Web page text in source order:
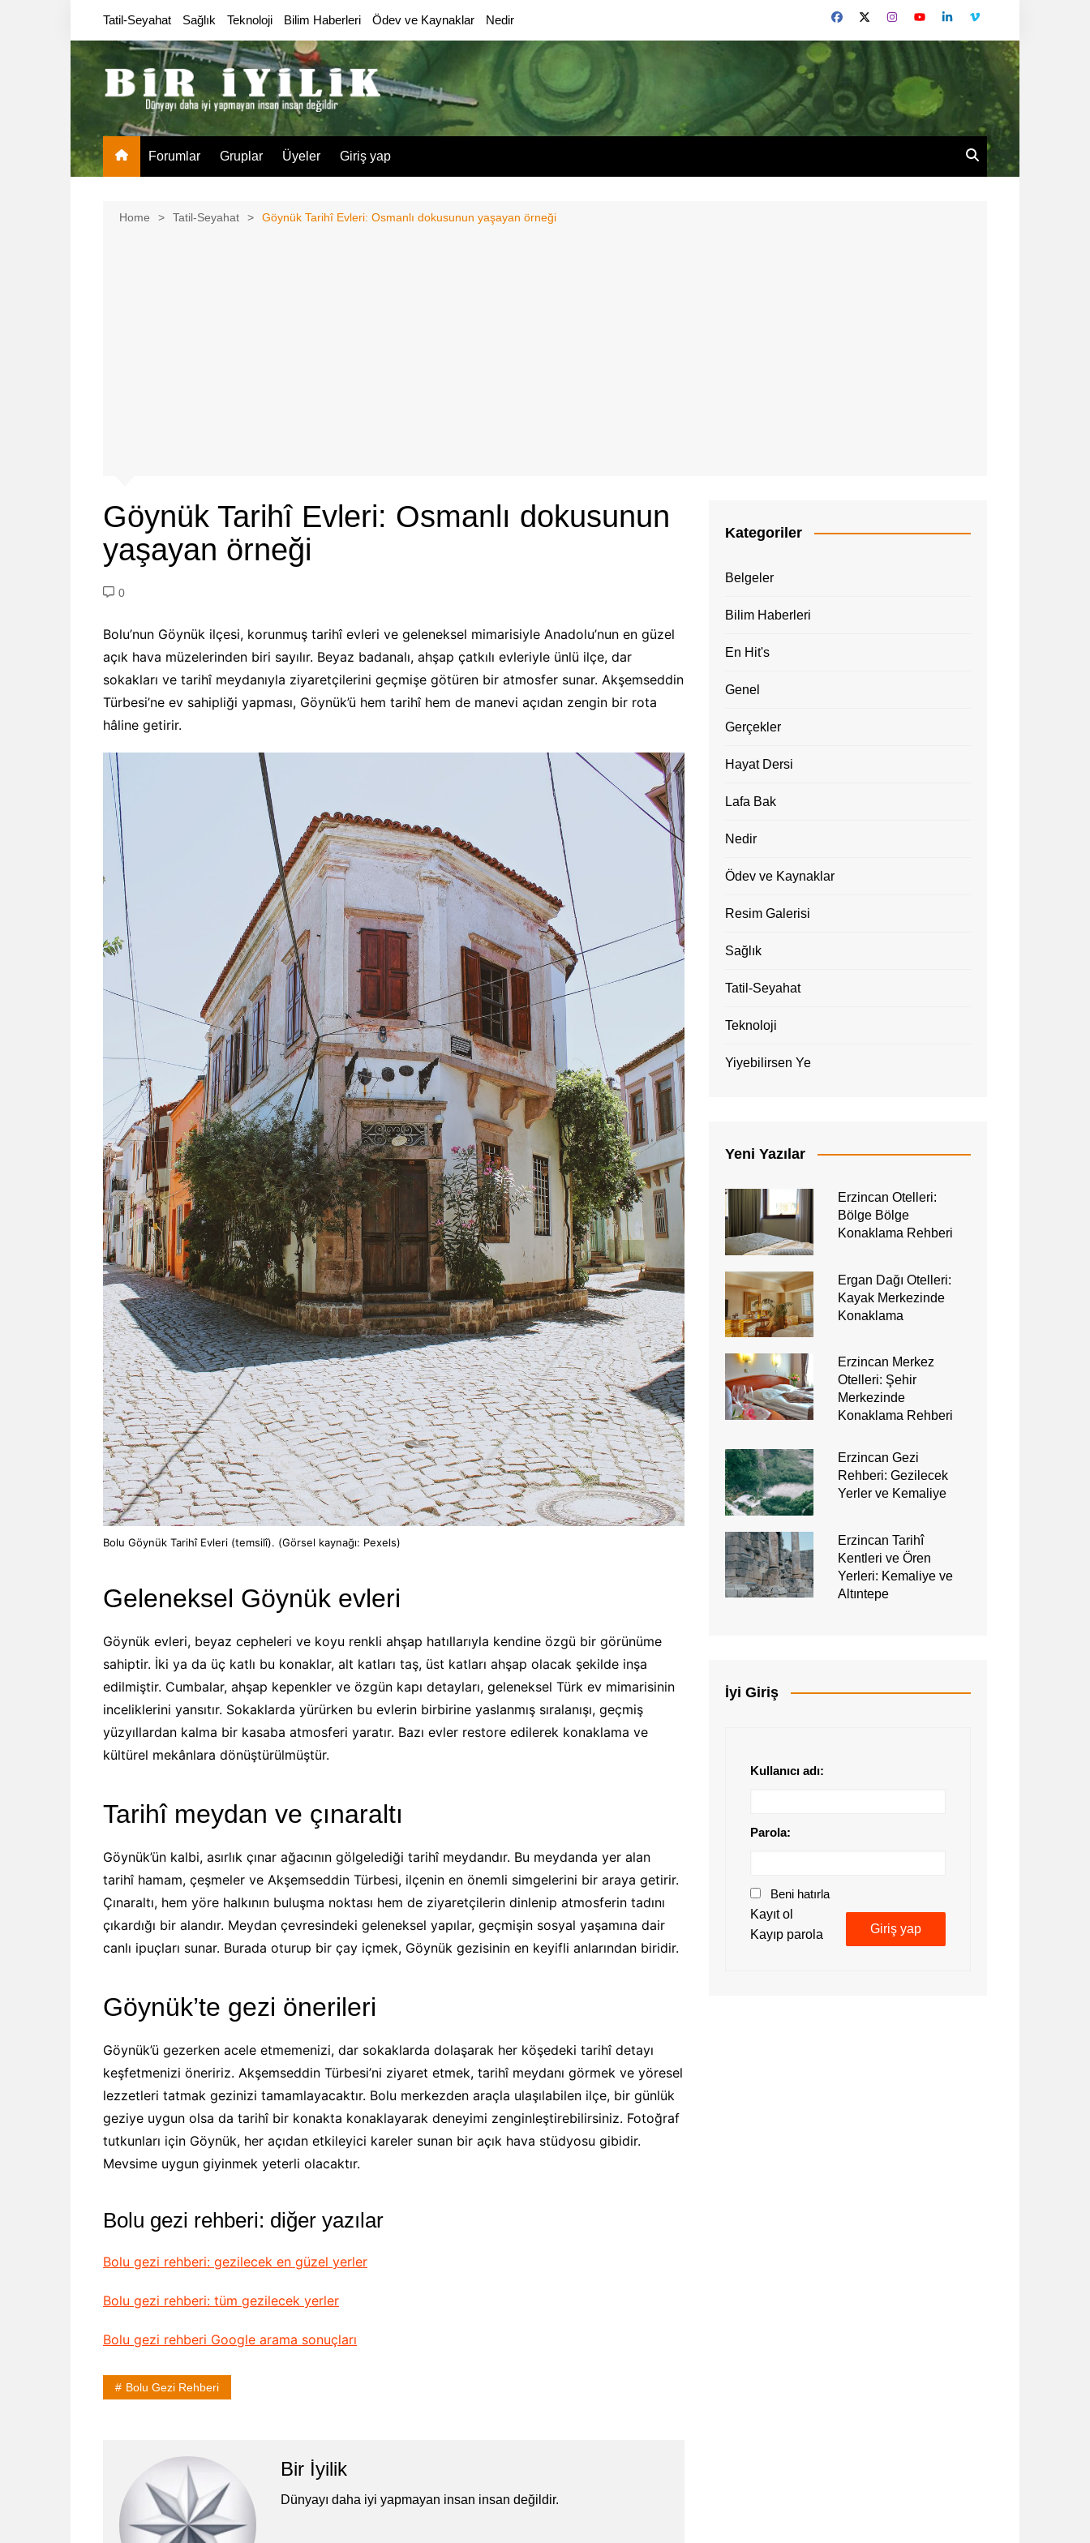
Tatil-Seyahat Sağlık Teknoloji Bilim Haberleri Ödev ve Kaynaklar Nedir
Forumlar Gruplar Üyeler Giriş yap
Home Tatil-Seyahat Göynük Tarihî Evleri: Osmanlı dokusunun yaşayan örneği
Göynük Tarihî Evleri: Osmanlı dokusunun
yaşayan örneği
0
Bolu’nun Göynük ilçesi, korunmuş tarihî evleri ve geleneksel mimarisiyle Anadolu’nun en güzel
açık hava müzelerinden biri sayılır. Beyaz badanalı, ahşap çatkılı evleriyle ünlü ilçe, dar
sokakları ve tarihî meydanıyla ziyaretçilerini geçmişe götüren bir atmosfer sunar. Akşemseddin
Türbesi’ne ev sahipliği yapması, Göynük’ü hem tarihî hem de manevi açıdan zengin bir rota
hâline getirir.
Bolu Göynük Tarihî Evleri (temsilî). (Görsel kaynağı: Pexels)
Geleneksel Göynük evleri
Göynük evleri, beyaz cepheleri ve koyu renkli ahşap hatıllarıyla kendine özgü bir görünüme
sahiptir. İki ya da üç katlı bu konaklar, alt katları taş, üst katları ahşap olacak şekilde inşa
edilmiştir. Cumbalar, ahşap kepenkler ve özgün kapı detayları, geleneksel Türk ev mimarisinin
inceliklerini yansıtır. Sokaklarda yürürken bu evlerin birbirine yaslanmış sıralanışı, geçmiş
yüzyıllardan kalma bir kasaba atmosferi yaratır. Bazı evler restore edilerek konaklama ve
kültürel mekânlara dönüştürülmüştür.
Tarihî meydan ve çınaraltı
Göynük’ün kalbi, asırlık çınar ağacının gölgelediği tarihî meydandır. Bu meydanda yer alan
tarihî hamam, çeşmeler ve Akşemseddin Türbesi, ilçenin en önemli simgelerini bir araya getirir.
Çınaraltı, hem yöre halkının buluşma noktası hem de ziyaretçilerin dinlenip atmosferin tadını
çıkardığı bir alandır. Meydan çevresindeki geleneksel yapılar, geçmişin sosyal yaşamına dair
canlı ipuçları sunar. Burada oturup bir çay içmek, Göynük gezisinin en keyifli anlarından biridir.
Göynük’te gezi önerileri
Göynük’ü gezerken acele etmemenizi, dar sokaklarda dolaşarak her köşedeki tarihî detayı
keşfetmenizi öneririz. Akşemseddin Türbesi’ni ziyaret etmek, tarihî meydanı görmek ve yöresel
lezzetleri tatmak gezinizi tamamlayacaktır. Bolu merkezden araçla ulaşılabilen ilçe, bir günlük
geziye uygun olsa da tarihî bir konakta konaklayarak deneyimi zenginleştirebilirsiniz. Fotoğraf
tutkunları için Göynük, her açıdan etkileyici kareler sunan bir açık hava stüdyosu gibidir.
Mevsime uygun giyinmek yeterli olacaktır.
Bolu gezi rehberi: diğer yazılar
Bolu gezi rehberi: gezilecek en güzel yerler
Bolu gezi rehberi: tüm gezilecek yerler
Bolu gezi rehberi Google arama sonuçları
Bolu Gezi Rehberi
Bir İyilik
Dünyayı daha iyi yapmayan insan insan değildir.
Kategoriler
Belgeler
Bilim Haberleri
En Hit's
Genel
Gerçekler
Hayat Dersi
Lafa Bak
Nedir
Ödev ve Kaynaklar
Resim Galerisi
Sağlık
Tatil-Seyahat
Teknoloji
Yiyebilirsen Ye
Yeni Yazılar
Erzincan Otelleri:
Bölge Bölge
Konaklama Rehberi
Ergan Dağı Otelleri:
Kayak Merkezinde
Konaklama
Erzincan Merkez
Otelleri: Şehir
Merkezinde
Konaklama Rehberi
Erzincan Gezi
Rehberi: Gezilecek
Yerler ve Kemaliye
Erzincan Tarihî
Kentleri ve Ören
Yerleri: Kemaliye ve
Altıntepe
İyi Giriş
Kullanıcı adı:
Parola:
Beni hatırla
Giriş yap
Kayıt ol
Kayıp parola